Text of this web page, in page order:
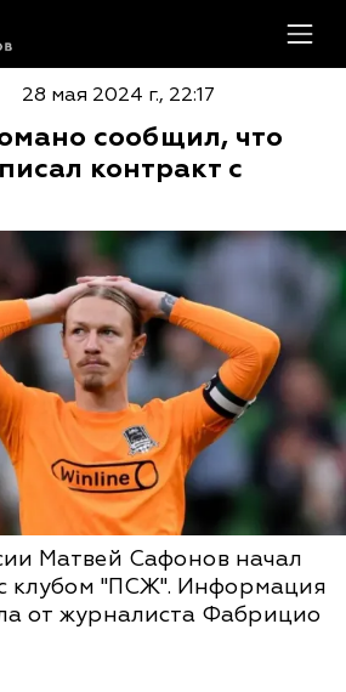
28 мая 2024 г., 22:17
сообщил, что
контракт с
Матвей Сафонов начал
клубом "ПСЖ". Информация
от журналиста Фабрицио